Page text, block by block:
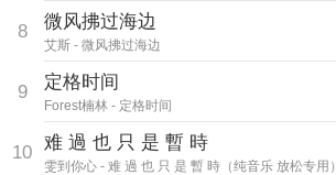
8 微风拂过海边
艾斯 - 微风拂过海边
9 定格时间
Forest楠林 - 定格时间
10 难 過 也 只 是 暫 時
雯到你心 - 难 過 也 只 是 暫 時（纯音乐 放松专用）